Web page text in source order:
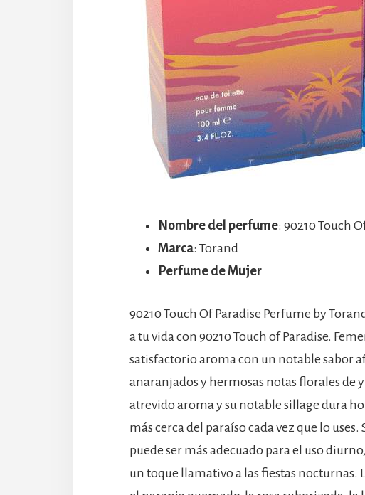
Nombre del perfume: 90210 Touch
Marca: Torand
Perfume de Mujer
90210 Touch Of Paradise Perfume by
a tu vida con 90210 Touch of Paradise.
satisfactorio aroma con un notable sabor
anaranjados y hermosas notas florales de
atrevido aroma y su notable sillage dura
más cerca del paraíso cada vez que lo
puede ser más adecuado para el uso
un toque llamativo a las fiestas nocturnas.